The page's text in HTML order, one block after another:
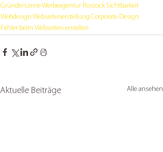
GründerszeneWerbeagentur Rostock Sichtbarkeit
Webdesign Webseitenerstellung Corporate Design
Fehler beim Webseiten erstellen
Aktuelle Beiträge Alle ansehen